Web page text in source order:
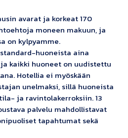
avarat ja korkeat 170
moneen makuun, ja
on kylpyamme.
huoneista aina
ja kaikki huoneet on uudistettu
Hotellia ei myöskään
unelmaksi, sillä huoneista
ja ravintolakerroksiin. 13
palvelu mahdollistavat
tapahtumat sekä